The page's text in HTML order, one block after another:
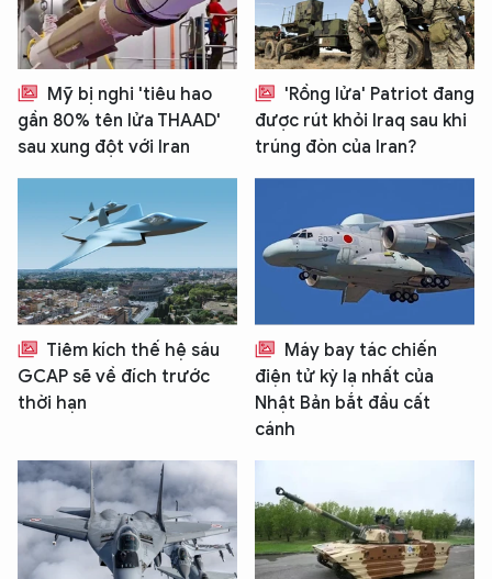
Mỹ bị nghi 'tiêu hao
gần 80% tên lửa THAAD'
sau xung đột với Iran
'Rồng lửa' Patriot đang
được rút khỏi Iraq sau khi
trúng đòn của Iran?
Tiêm kích thế hệ sáu
GCAP sẽ về đích trước
thời hạn
Máy bay tác chiến
điện tử kỳ lạ nhất của
Nhật Bản bắt đầu cất
cánh